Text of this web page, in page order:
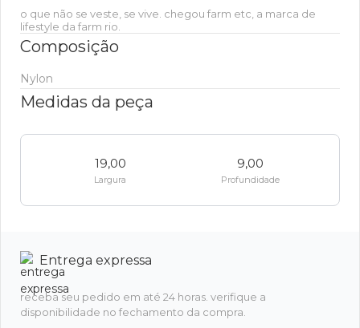
o que não se veste, se vive. chegou farm etc, a marca de
lifestyle da farm rio.
Composição
Nylon
Medidas da peça
19,00
Largura
9,00
Profundidade
Entrega expressa
receba seu pedido em até 24 horas. verifique a
disponibilidade no fechamento da compra.